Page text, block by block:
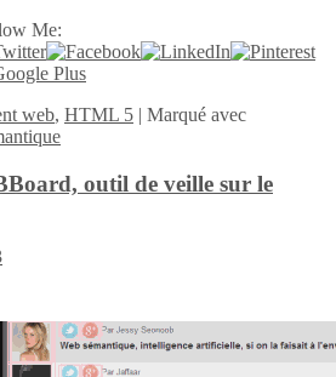
Me:
web, HTML 5 | Marqué avec
outil de veille sur le